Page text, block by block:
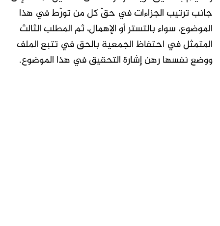
جانب ترتيب الجزاءات في حقّ كل من تورّط في هذا
الموضوع، سواء بالتستر أو الإهمال، ثم المطلب الثالث
المتمثل في احتفاظ الجمعية بالحق في تتبع الملف
ووضع نفسها رهن إشارة التحقيق في هذا الموضوع.